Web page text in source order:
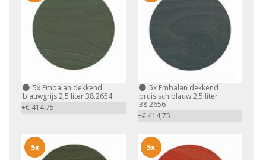
5x Embalan dekkend
blauwgrijs 2,5 liter 38.2654
+€ 414,75
5xEmbalan dekkend
pruisisch blauw 2,5 liter
38.2656
+€ 414,75
5x 5x